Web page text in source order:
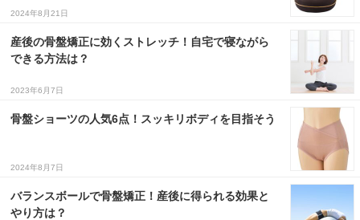
2024年8月21日
産後の骨盤矯正に効くストレッチ！自宅で寝ながら
できる方法は？
2023年6月7日
骨盤ショーツの人気6点！スッキリボディを目指そう
2024年8月7日
バランスボールで骨盤矯正！産後に得られる効果と
やり方は？